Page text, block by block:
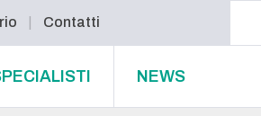
Contatti
NEWS